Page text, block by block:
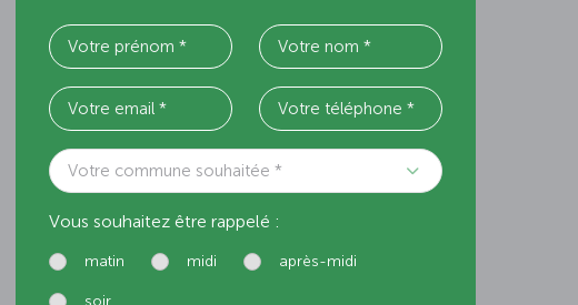
Votre commune souhaitée *
Vous souhaitez être rappelé :
matin midi après-midi